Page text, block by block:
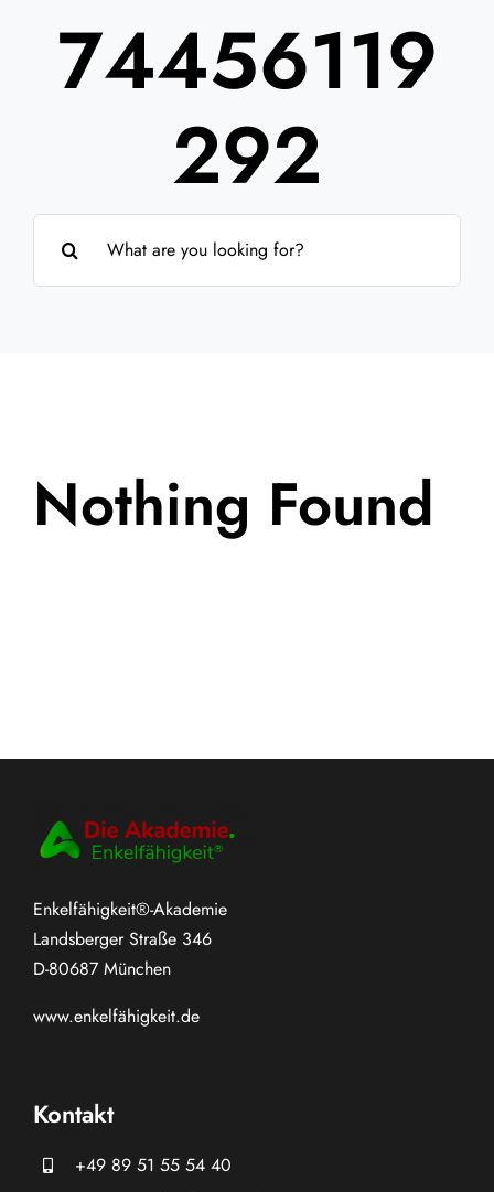
Über uns
74456119
292
nach:
Nothing Found
Enkelfähigkeit®-Akademie
Landsberger Straße 346
D-80687 München
www.enkelfähigkeit.de
Kontakt
+49 89 51 55 54 40